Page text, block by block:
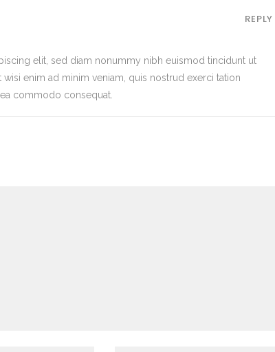
REPLY
elit, sed diam nonummy nibh euismod tincidunt ut
enim ad minim veniam, quis nostrud exerci tation
commodo consequat.